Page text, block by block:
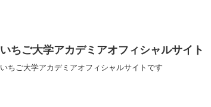
いちご大学アカデミアオフィシャルサイト
いちご大学アカデミアオフィシャルサイトです